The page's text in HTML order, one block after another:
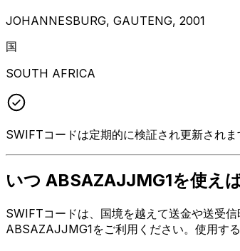
JOHANNESBURG, GAUTENG, 2001
国
SOUTH AFRICA
SWIFTコードは定期的に検証され更新されま
いつ ABSAZAJJMG1を使え
SWIFTコードは、国境を越えて送金や送受
ABSAZAJJMG1をご利用ください。使用す